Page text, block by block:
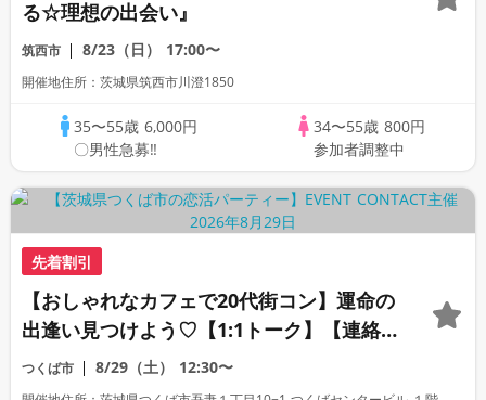
る☆理想の出会い』
筑西市 8/23（日） 17:00〜
開催地住所：茨城県筑西市川澄1850
35〜55歳 6,000円
〇男性急募‼
34〜55歳 800円
参加者調整中
先着割引
【おしゃれなカフェで20代街コン】運命の
出逢い見つけよう♡【1:1トーク】【連絡
先自由交換】
つくば市 8/29（土） 12:30〜